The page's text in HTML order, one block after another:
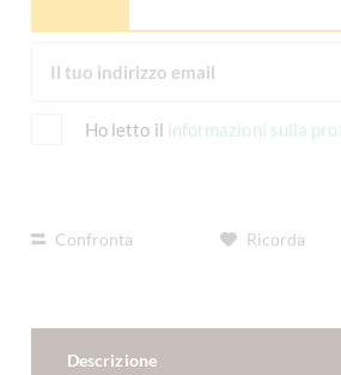
Ho letto il informazioni sulla
Confronta Ricorda
Descrizione